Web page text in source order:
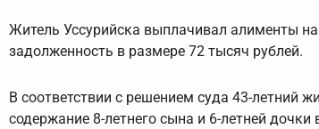
Житель Уссурийска выплачивал алименты
задолженность в размере 72 тысяч рублей.
В соответствии с решением суда 43-летний
содержание 8-летнего сына и 6-летней